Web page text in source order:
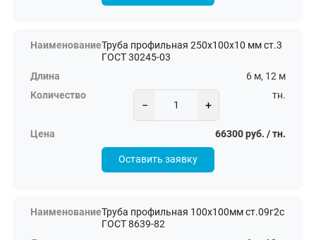
Труба профильная 250х100х10 мм ст.3
ГОСТ 30245-03
6 м, 12 м
− +
тн.
66300 руб. / тн.
Оставить заявку
Труба профильная 100х100мм ст.09г2с
ГОСТ 8639-82